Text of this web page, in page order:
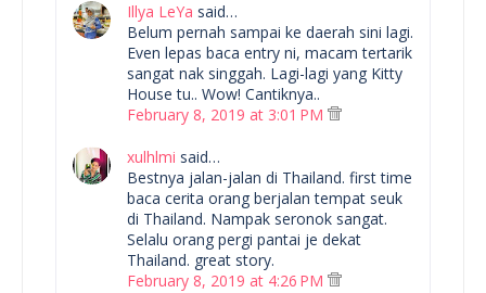
Illya LeYa said…
Belum pernah sampai ke daerah sini lagi.
Even lepas baca entry ni, macam tertarik
sangat nak singgah. Lagi-lagi yang Kitty
House tu.. Wow! Cantiknya..
February 8, 2019 at 3:01 PM
xulhlmi said…
Bestnya jalan-jalan di Thailand. first time
baca cerita orang berjalan tempat seuk
di Thailand. Nampak seronok sangat.
Selalu orang pergi pantai je dekat
Thailand. great story.
February 8, 2019 at 4:26 PM